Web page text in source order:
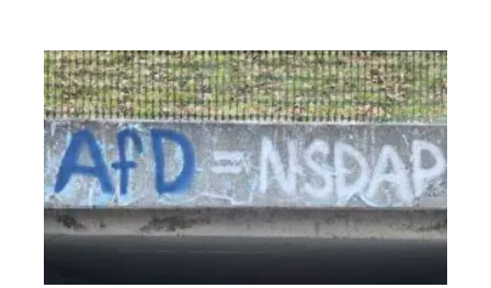
SeiteSeiteSeiteSeiteSeite